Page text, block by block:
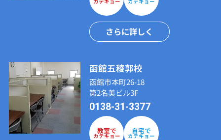
さらに詳しく
函館五稜郭校
函館市本町26-18
第2名美ビル3F
0138-31-3377
教室で
カテキョー
自宅で
カテキョー